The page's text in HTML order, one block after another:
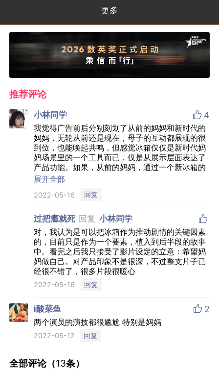
更多
推荐评论
小林同学  4
我觉得广告前后分别刻划了从前的妈妈和新时代的
妈妈，无轮从前还是现在，母子的互动都展现的很
到位，也能唤起共鸣，但感觉冰箱仅仅是新时代妈
妈场景里的一个工具而已，仅是从展示层面表达了
产品功能。如果，从前的妈妈，通过一个新冰箱的
介入改写了自身牺牲的观念，与时俱进，这样会不
妈健康的年轻子女，有购买的冲动？
展开全部
2022-05-16 回复
过把瘾就死 回复 小林同学 
对，我认为是可以把冰箱作为推动剧情的关键因素
的，目前只是作为一个要素，植入到后半段的故事
中。看完之后我只接受了影片设定的立意：希望妈
妈做自己。对产品印象不是很深，不过整支片子已
经很不错了，很多片段很暖心
2022-05-16 回复
i酸菜鱼  2
两个演员的演技都很尴尬 特别是妈妈
2022-05-17 回复
全部评论（13条）